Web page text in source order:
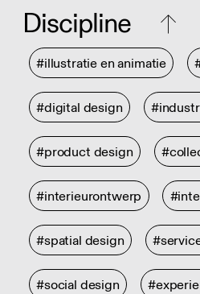
Discipline
#illustratie en animatie
#digital design
#product design
#interieurontwerp
#spatial design
#social design